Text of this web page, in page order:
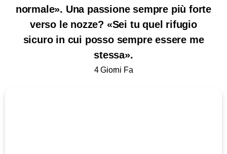
normale». Una passione sempre più forte
verso le nozze? «Sei tu quel rifugio
sicuro in cui posso sempre essere me
stessa».
4 Giorni Fa